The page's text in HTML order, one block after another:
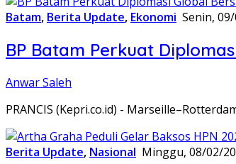
Batam, Berita Update, Ekonomi Senin,
BP Batam Perkuat
Anwar Saleh
PRANCIS (Kepri.co.id) -
Berita Update, Nasional Minggu, 08/02/